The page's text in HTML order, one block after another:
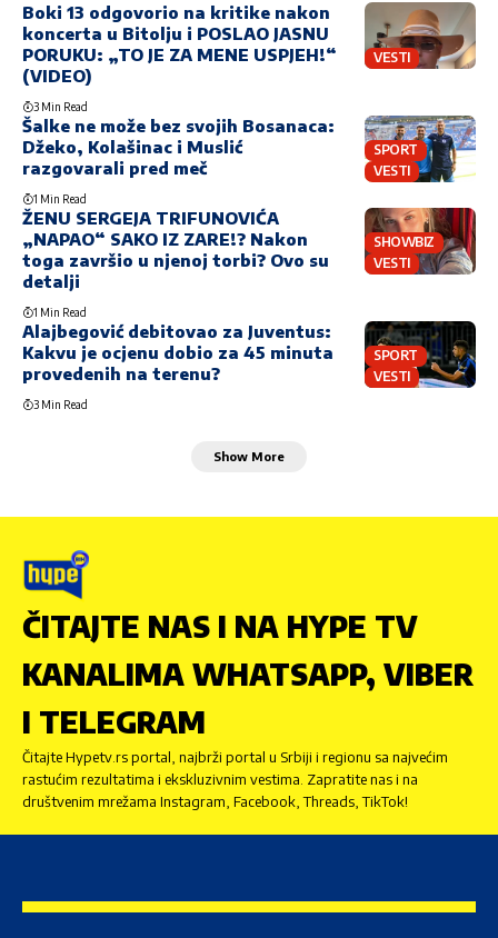
VESTI
Boki 13 odgovorio na kritike nakon
koncerta u Bitolju i POSLAO JASNU
PORUKU: „TO JE ZA MENE USPJEH!“
(VIDEO)
3 Min Read
SPORT
VESTI
Šalke ne može bez svojih Bosanaca:
Džeko, Kolašinac i Muslić
razgovarali pred meč
1 Min Read
SHOWBIZ
VESTI
ŽENU SERGEJA TRIFUNOVIĆA
„NAPAO“ SAKO IZ ZARE!? Nakon
toga završio u njenoj torbi? Ovo su
detalji
1 Min Read
SPORT
VESTI
Alajbegović debitovao za Juventus:
Kakvu je ocjenu dobio za 45 minuta
provedenih na terenu?
3 Min Read
Show More
ČITAJTE NAS I NA HYPE TV
KANALIMA WHATSAPP, VIBER
I TELEGRAM
Čitajte Hypetv.rs portal, najbrži portal u Srbiji i regionu sa najvećim
rastućim rezultatima i ekskluzivnim vestima. Zapratite nas i na
društvenim mrežama Instagram, Facebook, Threads, TikTok!